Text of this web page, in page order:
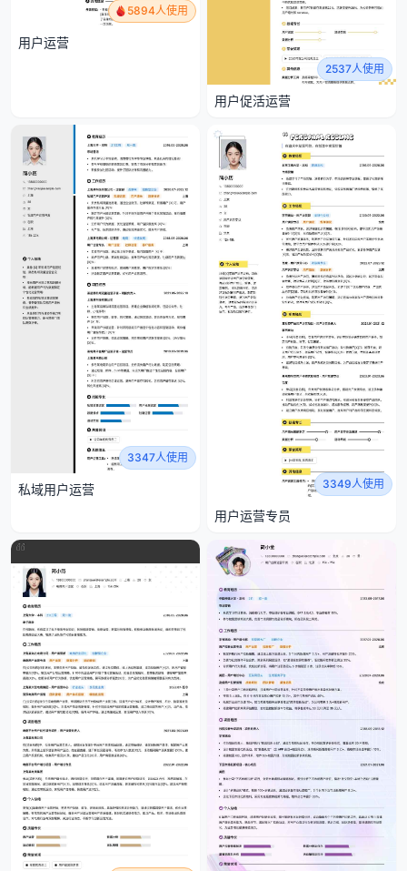
5894人使用
用户运营
2537人使用
用户促活运营
3347人使用
私域用户运营 3349人使用
用户运营专员